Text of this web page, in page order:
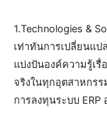
1.Technologies &
เท่าทันการเปลี่ยนแป
แบ่งปันองค์ความรู้เรื่
จริงในทุกอุตสาหกร
การลงทุนระบบ ERP